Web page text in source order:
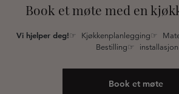
Book et møte med en
Vi hjelper deg!☞ Kjøkkenplanlegging☞
Bestilling☞ installasjon
Book et møte